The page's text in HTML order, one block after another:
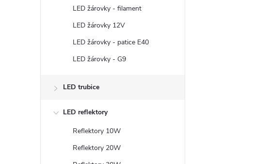
LED žárovky - filament
LED žárovky 12V
LED žárovky - patice E40
LED žárovky - G9
LED trubice
LED reflektory
Reflektory 10W
Reflektory 20W